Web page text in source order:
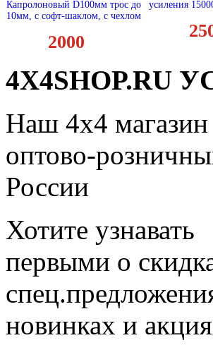
Капролоновый D100мм трос до
10мм, с софт-шаклом, с чехлом
2000
усиления
4X4SHOP.RU
Наш 4x4
оптово-
России
Хотите узнавать
первыми о
новинках и